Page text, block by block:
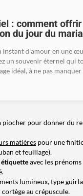
: comment offrir
du jour du
instant d'amour en une
un souvenir éternel qui
idéal, à ne pas manquer
piocher pour donner du
matières pour une
et feuillage).
avec les
lumineux, type
au crépuscule.